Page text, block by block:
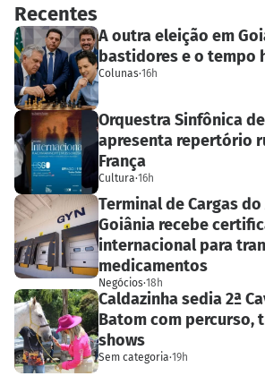
Recentes
A outra eleição em
bastidores e o tempo
Colunas·16h
Orquestra Sinfônica
apresenta repertório
França
Cultura·16h
Terminal de Cargas
Goiânia recebe
internacional para
medicamentos
Negócios·18h
Caldazinha sedia 2ª
Batom com percurso,
shows
Sem categoria·19h